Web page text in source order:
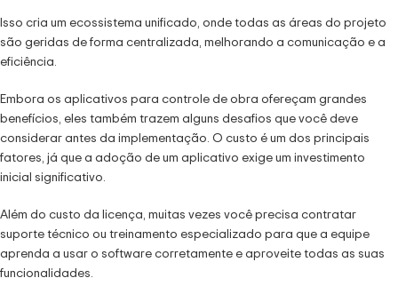
Isso cria um ecossistema unificado, onde todas as áreas do projeto
são geridas de forma centralizada, melhorando a comunicação e a
eficiência.
Embora os aplicativos para controle de obra ofereçam grandes
benefícios, eles também trazem alguns desafios que você deve
considerar antes da implementação. O custo é um dos principais
fatores, já que a adoção de um aplicativo exige um investimento
inicial significativo.
Além do custo da licença, muitas vezes você precisa contratar
suporte técnico ou treinamento especializado para que a equipe
aprenda a usar o software corretamente e aproveite todas as suas
funcionalidades.